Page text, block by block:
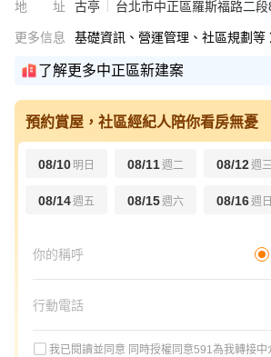
地址 古亭 台北市中正區羅斯福路二
更多信息 基礎資訊、營運管理、社區規劃等
了解更多中正區新建案
預約賞屋，社區經紀人陪你看房無憂
08/10 明日 08/11週二 08/12週三
08/14週五 08/15週六 08/16週日
我已閱讀並同意 同時授權同意591為我轉接中